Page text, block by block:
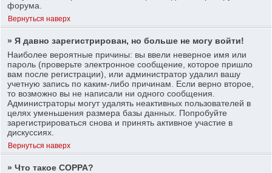
форума.
Вернуться наверх
» Я давно зарегистрирован, но больше не могу войти!
Наиболее вероятные причины: вы ввели неверное имя или
пароль (проверьте электронное сообщение, которое пришло
вам после регистрации), или администратор удалил вашу
учетную запись по каким-либо причинам. Если верно второе,
то возможно вы не написали ни одного сообщения.
Администраторы могут удалять неактивных пользователей в
целях уменьшения размера базы данных. Попробуйте
зарегистрироваться снова и принять активное участие в
дискуссиях.
Вернуться наверх
» Что такое COPPA?